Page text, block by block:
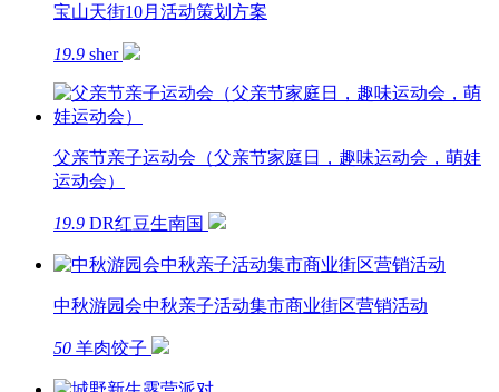
宝山天街10月活动策划方案
19.9 sher
父亲节亲子运动会（父亲节家庭日，趣味运动会，萌娃
运动会）
19.9 DR红豆生南国
中秋游园会中秋亲子活动集市商业街区营销活动
50 羊肉饺子